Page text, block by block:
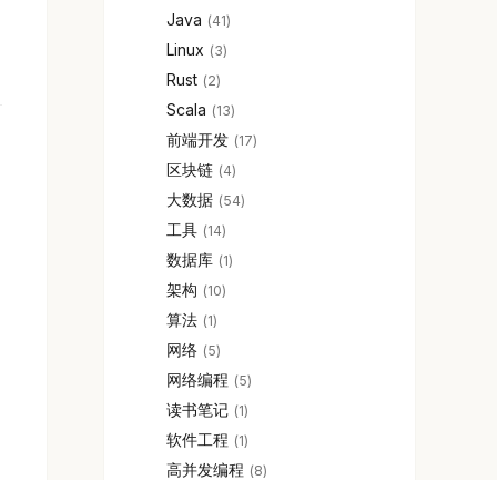
Java 41
Linux 3
Rust 2
Scala 13
前端开发 17
区块链 4
大数据 54
工具 14
数据库 1
架构 10
算法 1
网络 5
网络编程 5
读书笔记 1
软件工程 1
高并发编程 8